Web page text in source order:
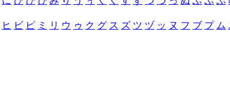
ヒ ビ ピ ミ リ ウ ゥ ク グ ス ズ ツ ヅ ッ ヌ フ ブ プ ム